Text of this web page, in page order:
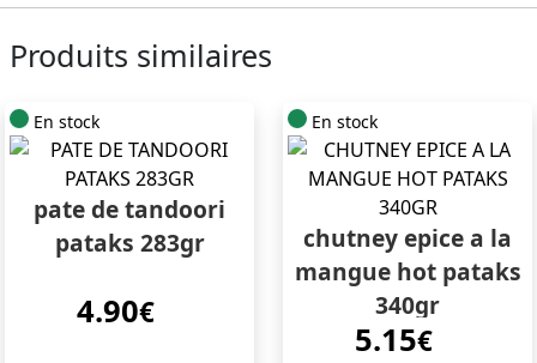
Produits similaires
En stock
pate de tandoori
pataks 283gr
4.90€
En stock
chutney epice a la
mangue hot pataks
340gr
5.15€